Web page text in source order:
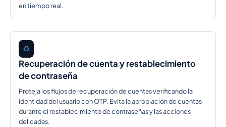
en tiempo real.
♻️
Recuperación de cuenta y restablecimiento
de contraseña
Proteja los flujos de recuperación de cuentas verificando la
identidad del usuario con OTP. Evita la apropiación de cuentas
durante el restablecimiento de contraseñas y las acciones
delicadas.